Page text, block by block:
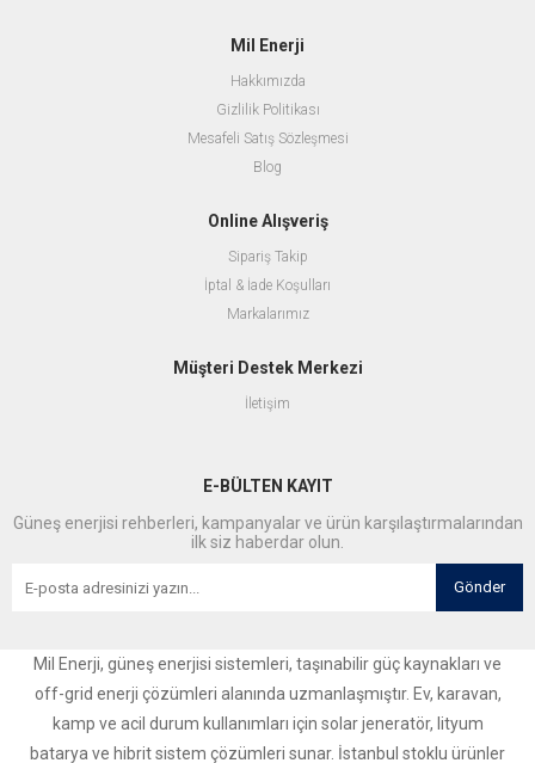
Mil Enerji
Hakkımızda
Gizlilik Politikası
Mesafeli Satış Sözleşmesi
Blog
Online Alışveriş
Sipariş Takip
İptal & İade Koşulları
Markalarımız
Müşteri Destek Merkezi
İletişim
E-BÜLTEN KAYIT
Güneş enerjisi rehberleri, kampanyalar ve ürün karşılaştırmalarından
ilk siz haberdar olun.
Gönder
Mil Enerji, güneş enerjisi sistemleri, taşınabilir güç kaynakları ve
off-grid enerji çözümleri alanında uzmanlaşmıştır. Ev, karavan,
kamp ve acil durum kullanımları için solar jeneratör, lityum
batarya ve hibrit sistem çözümleri sunar. İstanbul stoklu ürünler